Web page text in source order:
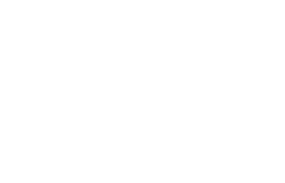
Dojo's 2017
Ralf Gumpfer